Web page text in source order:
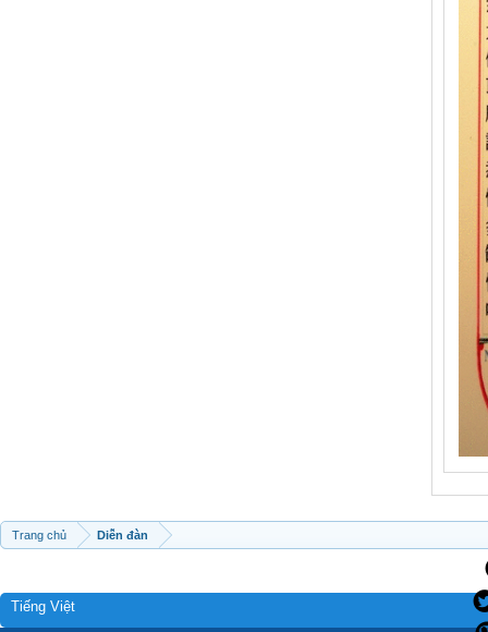
Trang chủ Diễn đàn
Tiếng Việt